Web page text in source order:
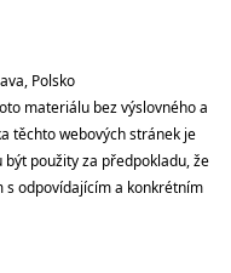
Polsko
materiálu bez výslovného a
těchto webových stránek je
použity za předpokladu, že
s odpovídajícím a konkrétním